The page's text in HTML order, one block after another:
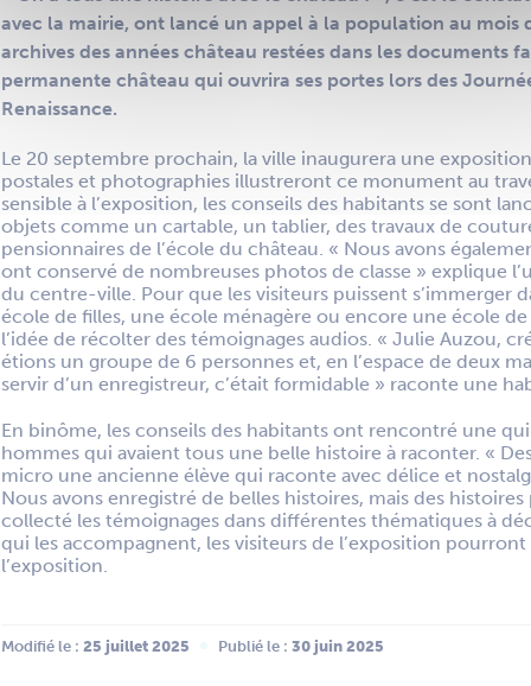
avec la mairie, ont lancé un appel à la population au mois
archives des années château restées dans les documents
permanente château qui ouvrira ses portes lors des
Renaissance.
Le 20 septembre prochain, la ville inaugurera une
postales et photographies illustreront ce monument au
sensible à l’exposition, les conseils des habitants se sont
objets comme un cartable, un tablier, des travaux de
pensionnaires de l’école du château. « Nous avons
ont conservé de nombreuses photos de classe » explique
du centre-ville. Pour que les visiteurs puissent s’immerger
école de filles, une école ménagère ou encore une école
l’idée de récolter des témoignages audios. « Julie Auzou,
étions un groupe de 6 personnes et, en l’espace de deux
servir d’un enregistreur, c’était formidable » raconte une
En binôme, les conseils des habitants ont rencontré une
hommes qui avaient tous une belle histoire à raconter. «
micro une ancienne élève qui raconte avec délice et
Nous avons enregistré de belles histoires, mais des
collecté les témoignages dans différentes thématiques à
qui les accompagnent, les visiteurs de l’exposition
l’exposition.
Modifié le : 25 juillet 2025 Publié le : 30 juin 2025